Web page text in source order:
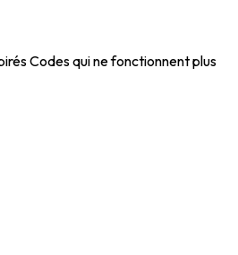
Codes qui ne fonctionnent plus